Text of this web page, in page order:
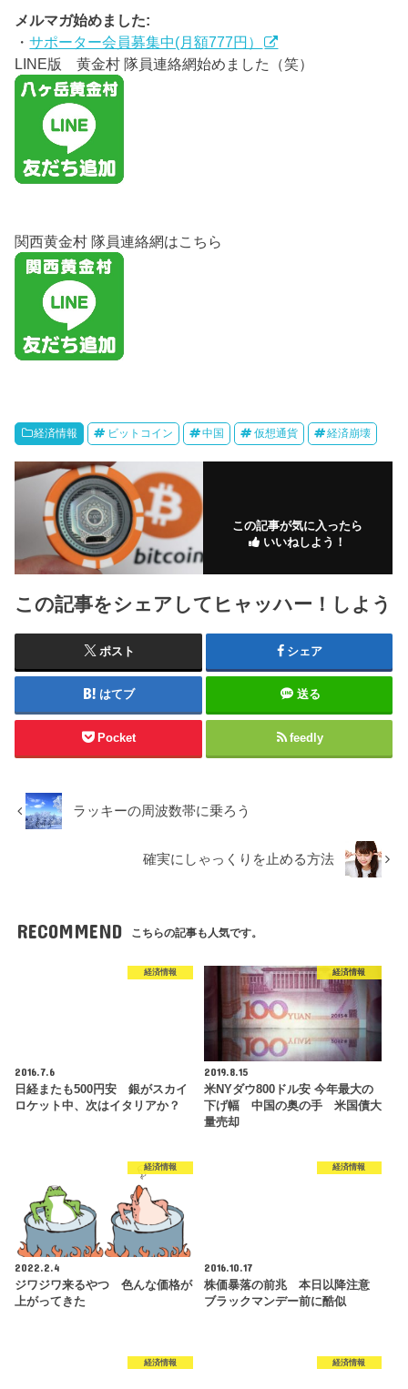
メルマガ始めました:
・サポーター会員募集中(月額777円）
LINE版 黄金村 隊員連絡網始めました（笑）
関西黄金村 隊員連絡網はこちら
経済情報 ビットコイン 中国 仮想通貨 経済崩壊
この記事が気に入ったら
いいねしよう！
この記事をシェアしてヒャッハー！しよう
ポスト シェア
はてブ 送る
Pocket feedly
ラッキーの周波数帯に乗ろう
確実にしゃっくりを止める方法
RECOMMEND こちらの記事も人気です。
経済情報
2016.7.6
日経またも500円安 銀がスカイ
ロケット中、次はイタリアか？
経済情報
2019.8.15
米NYダウ800ドル安 今年最大の
下げ幅 中国の奥の手 米国債大
量売却
経済情報
2022.2.4
ジワジワ来るやつ 色んな価格が
上がってきた
経済情報
2016.10.17
株価暴落の前兆 本日以降注意
ブラックマンデー前に酷似
経済情報 経済情報